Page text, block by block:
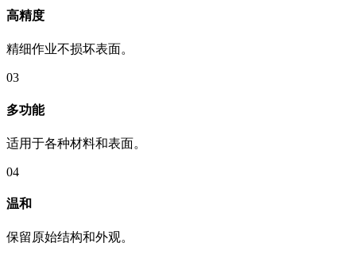
高精度
精细作业不损坏表面。
03
多功能
适用于各种材料和表面。
04
温和
保留原始结构和外观。